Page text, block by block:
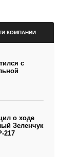
КОМПАНИИ
с
о ходе
Зеленчук
217